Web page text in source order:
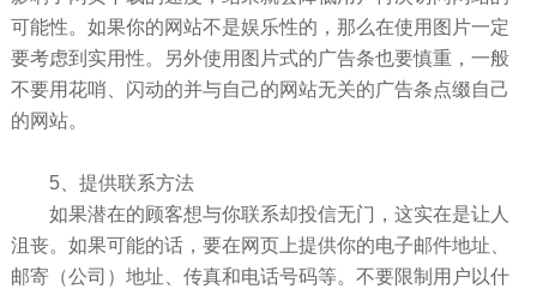
可能性。如果你的网站不是娱乐性的，那么在使用图片一定
要考虑到实用性。另外使用图片式的广告条也要慎重，一般
不要用花哨、闪动的并与自己的网站无关的广告条点缀自己
的网站。
5、提供联系方法
如果潜在的顾客想与你联系却投信无门，这实在是让人
沮丧。如果可能的话，要在网页上提供你的电子邮件地址、
邮寄（公司）地址、传真和电话号码等。不要限制用户以什